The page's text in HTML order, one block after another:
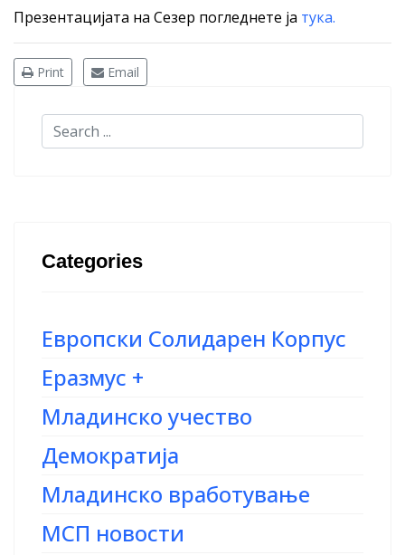
Презентацијата на Сезер погледнете ја тука.
Print Email
Categories
Европски Солидарен Корпус
Еразмус +
Младинско учество
Демократија
Младинско вработување
МСП новости